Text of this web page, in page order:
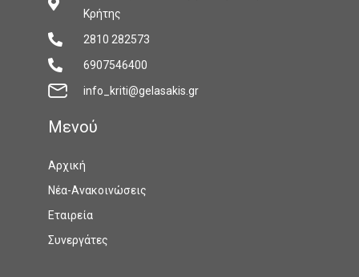
Κρήτης
2810 282573
6907546400
info_kriti@gelasakis.gr
Mενού
Αρχική
Νέα-Ανακοινώσεις
Εταιρεία
Συνεργάτες